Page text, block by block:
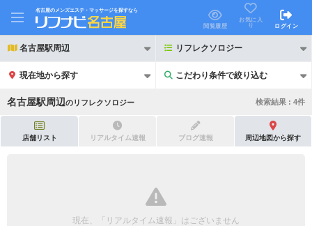
名古屋のメンズエステ・マッサージを探すなら
閲覧履歴
お気に入
り
ログイン
名古屋駅周辺 リフレクソロジー
現在地から探す こだわり条件で絞り込む
こだわり条件で絞り込む
名古屋駅周辺のリフレクソロジー 検索結果 : 4件
店舗リスト リアルタイム速報 ブログ速報 周辺地図から探す
現在、「リアルタイム速報」はございません